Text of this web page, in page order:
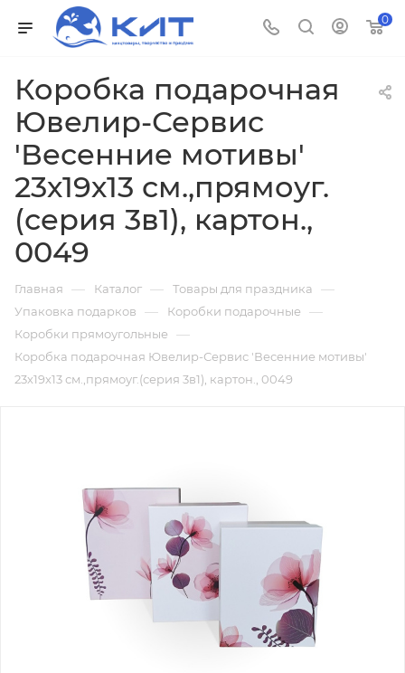
0
Коробка подарочная
Ювелир-Сервис
'Весенние мотивы'
23х19х13 см.,прямоуг.
(серия 3в1), картон.,
0049
Главная — Каталог — Товары для праздника —
Упаковка подарков — Коробки подарочные —
Коробки прямоугольные —
Коробка подарочная Ювелир-Сервис 'Весенние мотивы'
23х19х13 см.,прямоуг.(серия 3в1), картон., 0049